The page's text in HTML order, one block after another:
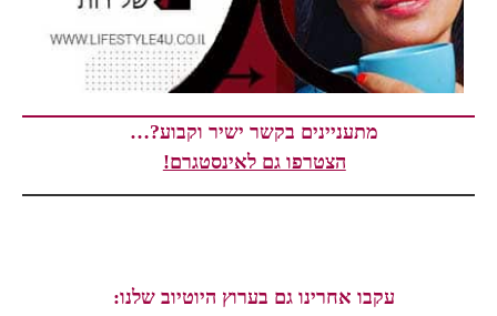
מתעניינים בקשר ישיר וקבוע?…
הצטרפו גם לאינסטגרם!
עקבו אחרינו גם בערוץ היוטיוב שלנו: